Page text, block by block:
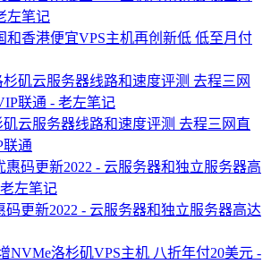
和香港便宜VPS主机再创新低 低至月付
矶云服务器线路和速度评测 去程三网直
联通
码更新2022 - 云服务器和独立服务器高达